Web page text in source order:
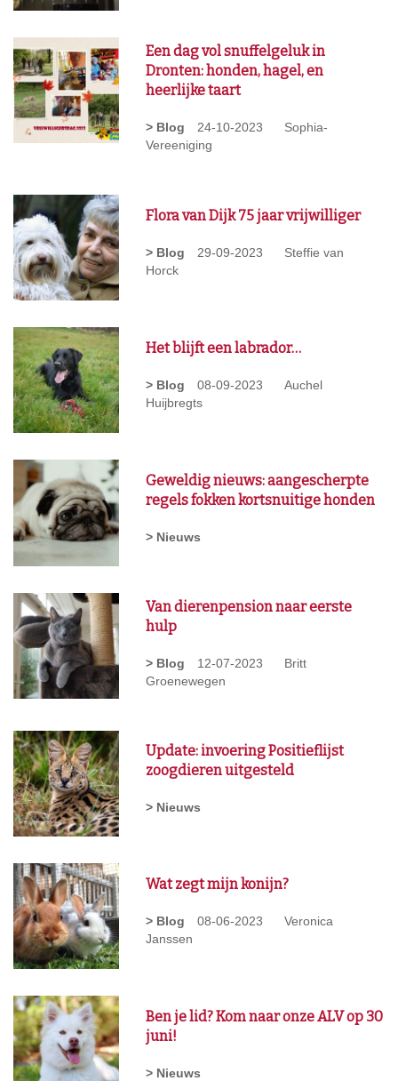
> Blog 24-10-2023
Sophia-
Vereeniging
Een dag vol snuffelgeluk in
Dronten: honden, hagel, en
heerlijke taart
> Blog 29-09-2023
Steffie van
Horck
Flora van Dijk 75 jaar vrijwilliger
> Blog 08-09-2023
Auchel
Huijbregts
Het blijft een labrador…
> Nieuws
Geweldig nieuws: aangescherpte
regels fokken kortsnuitige honden
> Blog 12-07-2023
Britt
Groenewegen
Van dierenpension naar eerste
hulp
> Nieuws
Update: invoering Positieflijst
zoogdieren uitgesteld
> Blog 08-06-2023
Veronica
Janssen
Wat zegt mijn konijn?
> Nieuws
Ben je lid? Kom naar onze ALV op 30
juni!